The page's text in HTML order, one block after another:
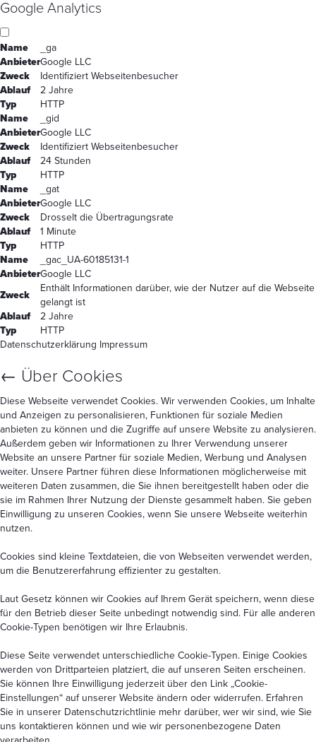
Google Analytics
Name
_ga
AnbieterGoogle LLC
Zweck
Identifiziert Webseitenbesucher
Ablauf
2 Jahre
Typ
HTTP
Name
_gid
AnbieterGoogle LLC
Zweck
Identifiziert Webseitenbesucher
Ablauf
24 Stunden
Typ
HTTP
Name
_gat
AnbieterGoogle LLC
Zweck
Drosselt die Übertragungsrate
Ablauf
1 Minute
Typ
HTTP
Name
_gac_UA-60185131-1
AnbieterGoogle LLC
Zweck
Enthält Informationen darüber, wie der Nutzer auf die Webseite
gelangt ist
Ablauf
2 Jahre
Typ
HTTP
Datenschutzerklärung Impressum
← Über Cookies
Diese Webseite verwendet Cookies. Wir verwenden Cookies, um Inhalte
und Anzeigen zu personalisieren, Funktionen für soziale Medien
anbieten zu können und die Zugriffe auf unsere Website zu analysieren.
Außerdem geben wir Informationen zu Ihrer Verwendung unserer
Website an unsere Partner für soziale Medien, Werbung und Analysen
weiter. Unsere Partner führen diese Informationen möglicherweise mit
weiteren Daten zusammen, die Sie ihnen bereitgestellt haben oder die
sie im Rahmen Ihrer Nutzung der Dienste gesammelt haben. Sie geben
Einwilligung zu unseren Cookies, wenn Sie unsere Webseite weiterhin
nutzen.
Cookies sind kleine Textdateien, die von Webseiten verwendet werden,
um die Benutzererfahrung effizienter zu gestalten.
Laut Gesetz können wir Cookies auf Ihrem Gerät speichern, wenn diese
für den Betrieb dieser Seite unbedingt notwendig sind. Für alle anderen
Cookie-Typen benötigen wir Ihre Erlaubnis.
Diese Seite verwendet unterschiedliche Cookie-Typen. Einige Cookies
werden von Drittparteien platziert, die auf unseren Seiten erscheinen.
Sie können Ihre Einwilligung jederzeit über den Link „Cookie-
Einstellungen“ auf unserer Website ändern oder widerrufen. Erfahren
Sie in unserer Datenschutzrichtlinie mehr darüber, wer wir sind, wie Sie
uns kontaktieren können und wie wir personenbezogene Daten